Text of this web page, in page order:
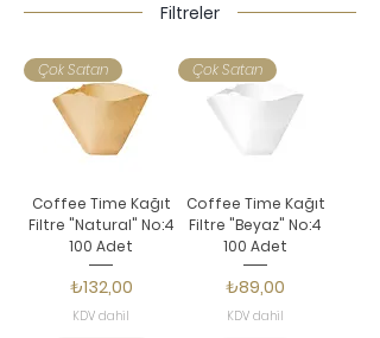
Filtreler
Çok Satan
Coffee Time Kağıt
Filtre "Natural" No:4
100 Adet
Fiyat
₺132,00
KDV dahil
Çok Satan
Coffee Time Kağıt
Filtre "Beyaz" No:4
100 Adet
Fiyat
₺89,00
KDV dahil